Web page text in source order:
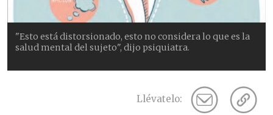
"Esto está distorsionado, esto no considera lo que es la
salud mental del sujeto", dijo psiquiatra.
Llévatelo: